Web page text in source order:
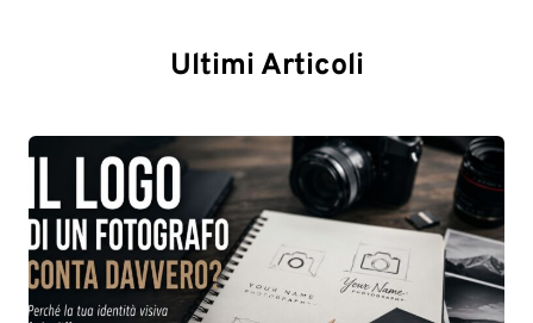
Ultimi Articoli